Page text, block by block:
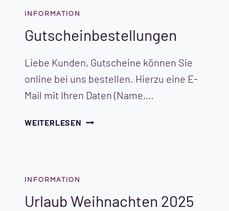
INFORMATION
Gutscheinbestellungen
Liebe Kunden, Gutscheine können Sie
online bei uns bestellen. Hierzu eine E-
Mail mit Ihren Daten (Name,…
WEITERLESEN GUTSCHEINBESTELLUNGEN
INFORMATION
Urlaub Weihnachten 2025